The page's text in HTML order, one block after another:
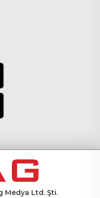
Medya Ltd. Şti.